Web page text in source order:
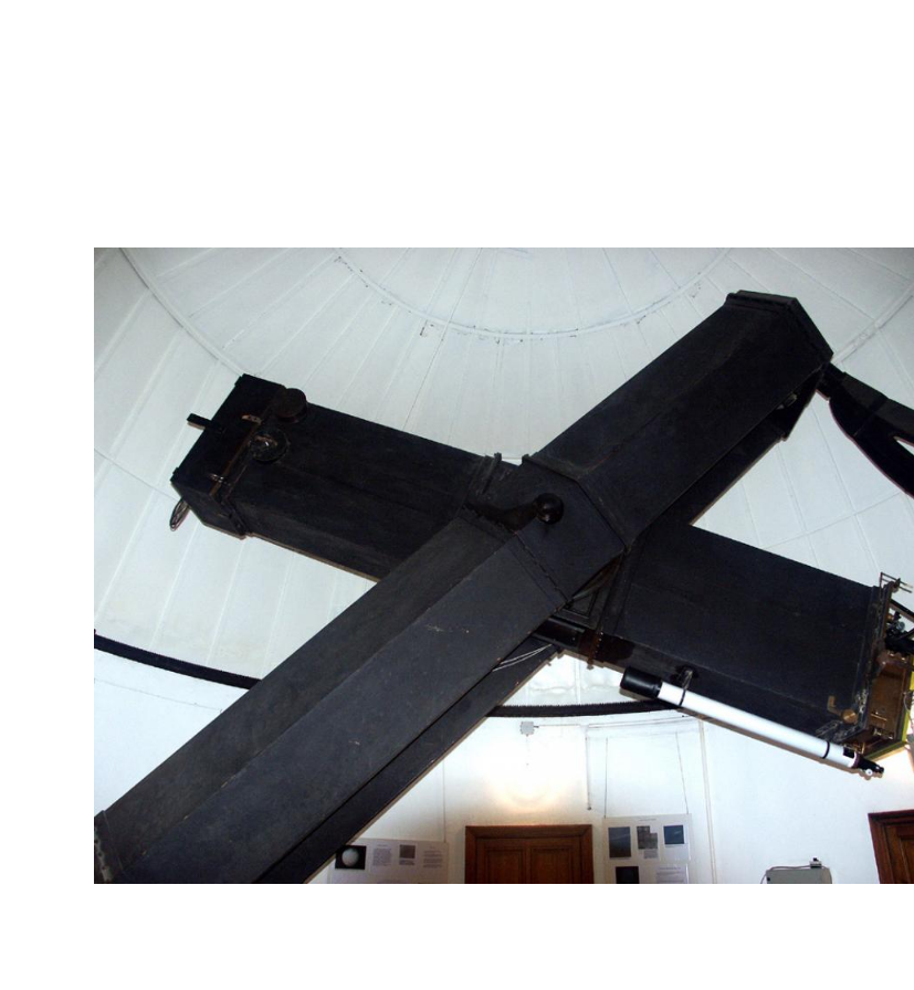
RETOUR
VERS
FUTUR
PATRIMOINE SCIENTIFIQUE : RETOUR VERS LE FUTUR
EXAMEN D’UNE EVOLUTION
SAUVEGARDER… POURQUOI ET POUR QUI ?
VERS UN PATRIMOINE IDEAL ...
CHOISIR ... LE DILEMNE DU TRI !
SAUVEGARDER EN MIDI-PYRÉNÉES : NOTRE MISSION
FAIRE PASSER LE COURANT - GÉNIE ÉLECTRIQUE
LIVRE DE TRAVAUX PRATIQUES D'ÉLECTROTECHNIQUE 1914
DU MONSTRE A LA PUCE : D'OÙ VIENT NOTRE ORDINATEUR ?
VOYAGE DANS LE TEMPS - MÉTÉOROLOGIE